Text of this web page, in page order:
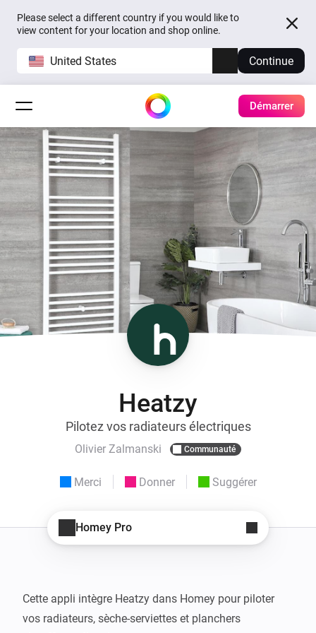
Please select a different country if you would like to
view content for your location and shop online.
United States Continue
Démarrer
Heatzy
Pilotez vos radiateurs électriques
Olivier Zalmanski Communauté
Merci Donner Suggérer
Homey Pro
Cette appli intègre Heatzy dans Homey pour piloter
vos radiateurs, sèche-serviettes et planchers